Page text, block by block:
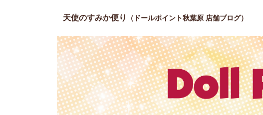
天使のすみか便り （ドールポイント秋葉原 店舗ブログ）